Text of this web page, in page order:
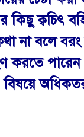
ক্বচিৎ
না বলে বরং
করতে
বিষয়ে